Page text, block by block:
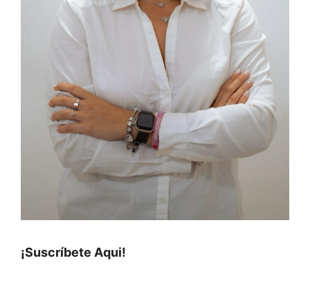
¡Suscríbete Aqui!